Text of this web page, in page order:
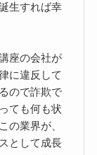
生すれば幸
座の会社が
に違反して
ので詐欺で
ても何も状
の業界が、
として成長